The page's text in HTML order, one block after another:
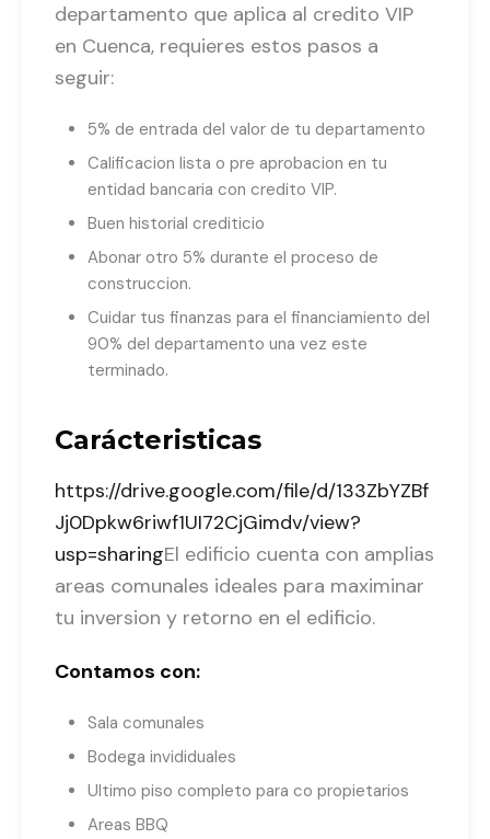
departamento que aplica al credito VIP
en Cuenca, requieres estos pasos a
seguir:
5% de entrada del valor de tu departamento
Calificacion lista o pre aprobacion en tu
entidad bancaria con credito VIP.
Buen historial crediticio
Abonar otro 5% durante el proceso de
construccion.
Cuidar tus finanzas para el financiamiento del
90% del departamento una vez este
terminado.
Carácteristicas
https://drive.google.com/file/d/133ZbYZBf
Jj0Dpkw6riwf1UI72CjGimdv/view?
usp=sharingEl edificio cuenta con amplias
areas comunales ideales para maximinar
tu inversion y retorno en el edificio.
Contamos con:
Sala comunales
Bodega invididuales
Ultimo piso completo para co propietarios
Areas BBQ